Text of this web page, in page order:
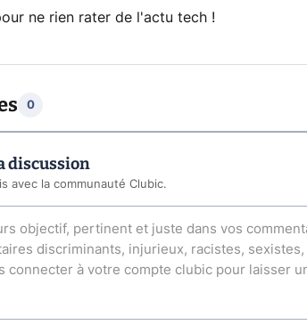
ne rien rater de l'actu tech !
0
discussion
avec la communauté Clubic.